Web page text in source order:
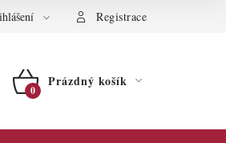
Registrace
NÁKUPNÍ
Prázdný košík